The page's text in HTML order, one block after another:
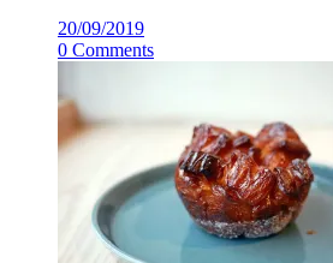
20/09/2019
0 Comments